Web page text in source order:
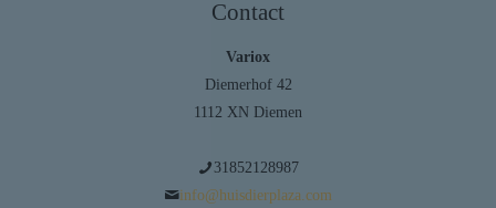
Contact
Variox
Diemerhof 42
1112 XN Diemen
31852128987
info@huisdierplaza.com